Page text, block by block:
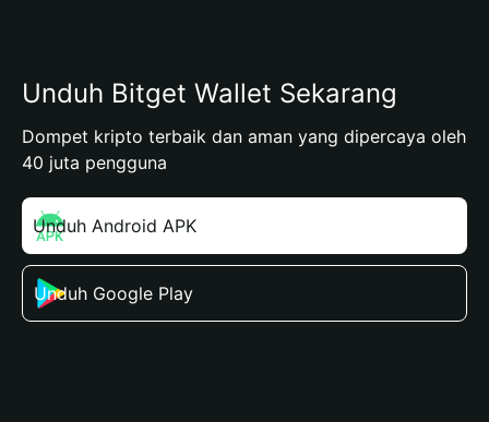
Unduh Bitget Wallet Sekarang
Dompet kripto terbaik dan aman yang dipercaya oleh
40 juta pengguna
Unduh Android APK
Unduh Google Play